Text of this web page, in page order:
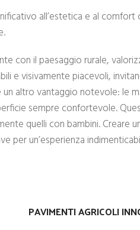
all’estetica e al comfort
con il paesaggio rurale,
e visivamente piacevoli,
altro vantaggio notevole: le
sempre confortevole.
quelli con bambini. Creare
per un’esperienza
PAVIMENTI AGRICOLI